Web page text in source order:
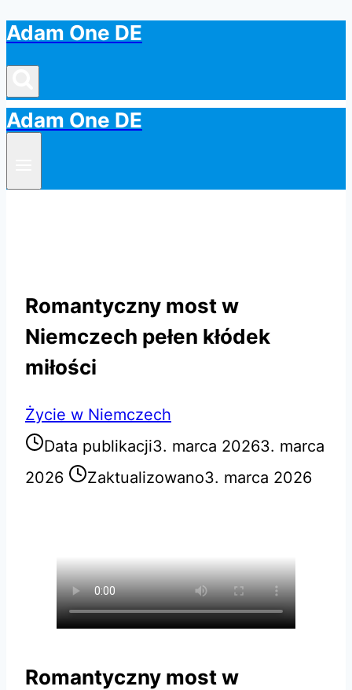
Przejdź
do
treści
Adam One DE
Adam One DE
Romantyczny most w
Niemczech pełen kłódek
miłości
Życie w Niemczech
Data publikacji3. marca 20263. marca
2026
Zaktualizowano3. marca 2026
Romantyczny most w